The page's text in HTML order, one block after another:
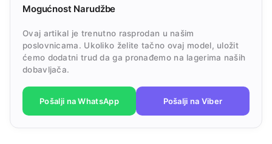
Mogućnost Narudžbe
Ovaj artikal je trenutno rasprodan u našim
poslovnicama. Ukoliko želite tačno ovaj model, uložit
ćemo dodatni trud da ga pronađemo na lagerima naših
dobavljača.
Pošalji na WhatsApp Pošalji na Viber